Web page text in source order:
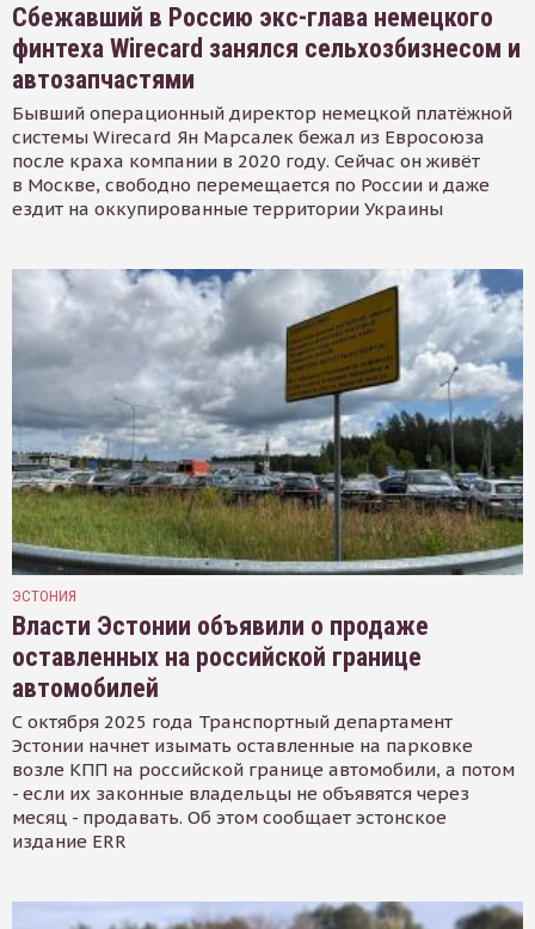
Сбежавший в Россию экс-глава немецкого
финтеха Wirecard занялся сельхозбизнесом и
автозапчастями
Бывший операционный директор немецкой платёжной
системы Wirecard Ян Марсалек бежал из Евросоюза
после краха компании в 2020 году. Сейчас он живёт
в Москве, свободно перемещается по России и даже
ездит на оккупированные территории Украины
ЭСТОНИЯ
Власти Эстонии объявили о продаже
оставленных на российской границе
автомобилей
С октября 2025 года Транспортный департамент
Эстонии начнет изымать оставленные на парковке
возле КПП на российской границе автомобили, а потом
- если их законные владельцы не объявятся через
месяц - продавать. Об этом сообщает эстонское
издание ERR